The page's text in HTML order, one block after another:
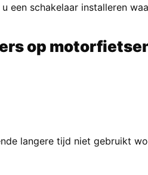
schakelaar installeren
op
langere tijd niet gebruikt